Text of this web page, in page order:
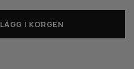
LÄGG I KORGEN